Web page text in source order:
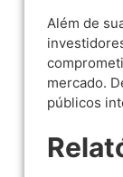
Além de
mercado.
públicos